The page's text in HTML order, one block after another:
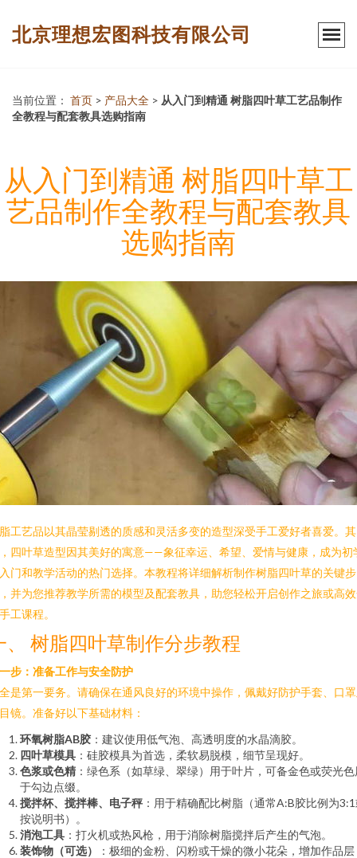
北京理想宏图科技有限公司
当前位置： 首页 > 产品大全 > 从入门到精通 树脂四叶草工艺品制作
全教程与配套教具选购指南
从入门到精通 树脂四叶草工
艺品制作全教程与配套教具
选购指南
工艺品以其晶莹剔透的质感和灵活多变的造型深受手工爱好者喜爱。其
四叶草造型因其美好的寓意——象征幸运、希望、爱情与健康，成为初
门和教学活动的热门选择。本教程将详细解析制作树脂四叶草的关键步
并为您推荐教学所需的模型及配套教具，助您轻松开启创作之旅或高
工课程。
、 树脂四叶草制作分步教程
步：准备工作与安全防护
是第一要务。请确保在通风良好的环境中操作，佩戴好防护手套、口
镜。准备好以下基础材料：
环氧树脂AB胶 ：建议使用低气泡、高透明度的水晶滴胶。
四叶草模具 ：硅胶模具为首选，柔软易脱模，细节呈现好。
色浆或色精 ：绿色系（如草绿、翠绿）用于叶片，可备金色或荧光色
于勾边点缀。
搅拌杯、搅拌棒、电子秤 ：用于精确配比树脂（通常A:B胶比例为
按说明书）。
消泡工具 ：打火机或热风枪，用于消除树脂搅拌后产生的气泡。
装饰物（可选）
：极细的金粉、闪粉或干燥的微小花朵，增加作品层